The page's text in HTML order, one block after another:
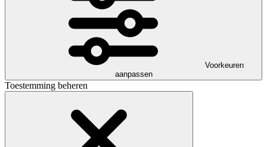
Voorkeuren
aanpassen
Toestemming beheren